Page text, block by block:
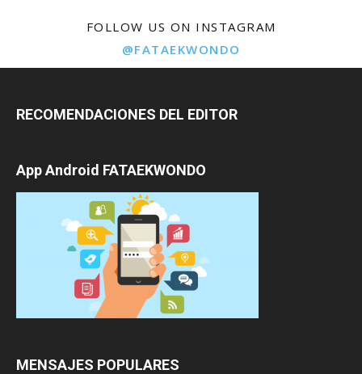
FOLLOW US ON INSTAGRAM
@FATAEKWONDO
RECOMENDACIONES DEL EDITOR
App Android FATAEKWONDO
MENSAJES POPULARES